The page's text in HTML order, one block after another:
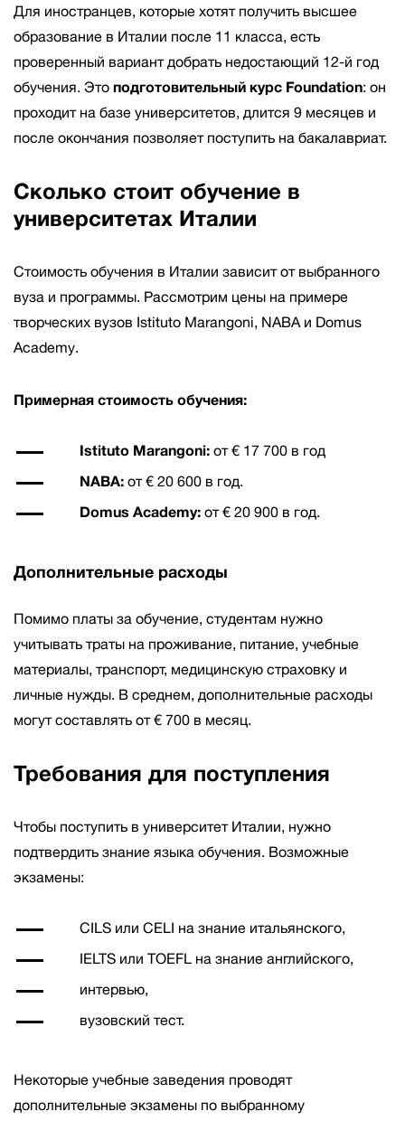
Для иностранцев, которые хотят получить высшее
образование в Италии после 11 класса, есть
проверенный вариант добрать недостающий 12-й год
обучения. Этоподготовительный курс Foundation: он
проходит на базе университетов, длится 9 месяцев и
после окончания позволяет поступить на бакалавриат.
Сколько стоит обучение в
университетах Италии
Стоимость обучения в Италии зависит от выбранного
вуза и программы. Рассмотрим цены на примере
творческих вузов Istituto Marangoni, NABA и Domus
Academy.
Примерная стоимость обучения:
Istituto Marangoni:от € 17 700 в год
NABA:от € 20 600 в год.
Domus Academy:от € 20 900 в год.
Дополнительные расходы
Помимо платы за обучение, студентам нужно
учитывать траты на проживание, питание, учебные
материалы, транспорт, медицинскую страховку и
личные нужды. В среднем, дополнительные расходы
могут составлять от € 700 в месяц.
Требования для поступления
Чтобы поступить в университет Италии, нужно
подтвердить знание языка обучения. Возможные
экзамены:
CILS или CELI на знание итальянского,
IELTS или TOEFL на знание английского,
интервью,
вузовский тест.
Некоторые учебные заведения проводят
дополнительные экзамены по выбранному